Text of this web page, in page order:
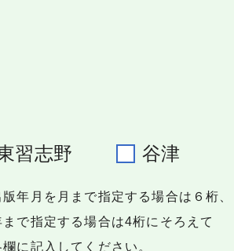
習志野 谷津
年月を月まで指定する場合は６桁、
で指定する場合は4桁にそろえて
に記入してください。